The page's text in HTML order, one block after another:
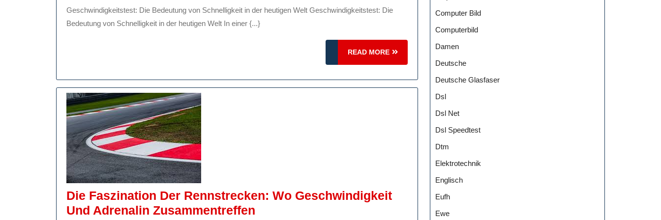
Geschwindigkeitstests
In
2024
Geschwindigkeitstest: Die Bedeutung von Schnelligkeit in der heutigen Welt Geschwindigkeitstest: Die
Bedeutung von Schnelligkeit in der heutigen Welt In einer {...}
READ MORE
READ
MORE
Die Faszination Der Rennstrecken: Wo Geschwindigkeit
Und Adrenalin Zusammentreffen
Computer Bild
Computerbild
Damen
Deutsche
Deutsche Glasfaser
Dsl
Dsl Net
Dsl Speedtest
Dtm
Elektrotechnik
Englisch
Eufh
Ewe